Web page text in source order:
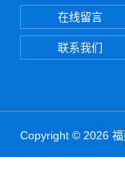
在线留言
联系我们
Copyright © 2026